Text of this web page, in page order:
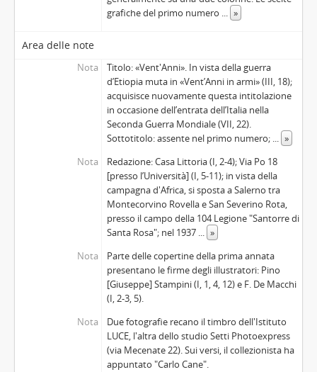
grafiche del primo numero ... »
Area delle note
Nota
Titolo: «Vent'Anni». In vista della guerra
d’Etiopia muta in «Vent’Anni in armi» (III, 18);
acquisisce nuovamente questa intitolazione
in occasione dell’entrata dell’Italia nella
Seconda Guerra Mondiale (VII, 22).
Sottotitolo: assente nel primo numero; ... »
Nota
Redazione: Casa Littoria (I, 2-4); Via Po 18
[presso l’Università] (I, 5-11); in vista della
campagna d'Africa, si sposta a Salerno tra
Montecorvino Rovella e San Severino Rota,
presso il campo della 104 Legione "Santorre di
Santa Rosa"; nel 1937 ... »
Nota
Parte delle copertine della prima annata
presentano le firme degli illustratori: Pino
[Giuseppe] Stampini (I, 1, 4, 12) e F. De Macchi
(I, 2-3, 5).
Nota
Due fotografie recano il timbro dell'Istituto
LUCE, l'altra dello studio Setti Photoexpress
(via Mecenate 22). Sui versi, il collezionista ha
appuntato "Carlo Cane".